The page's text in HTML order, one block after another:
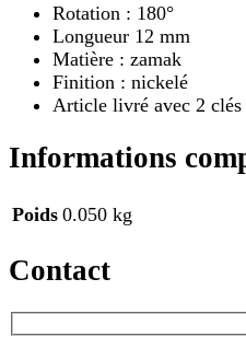
Rotation : 180°
Longueur 12 mm
Matière : zamak
Finition : nickelé
Article livré avec 2 clés
Informations
Poids 0.050 kg
Contact